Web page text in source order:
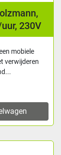
230V
mobiele
verwijderen